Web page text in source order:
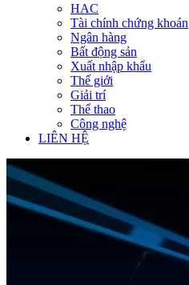
HAC
Tài chính chứng khoán
Ngân hàng
Bất động sản
Xuất nhập khẩu
Thế giới
Giải trí
Thể thao
Công nghệ
LIÊN HỆ